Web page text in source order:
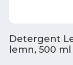
Detergent
lemn, 500 ml